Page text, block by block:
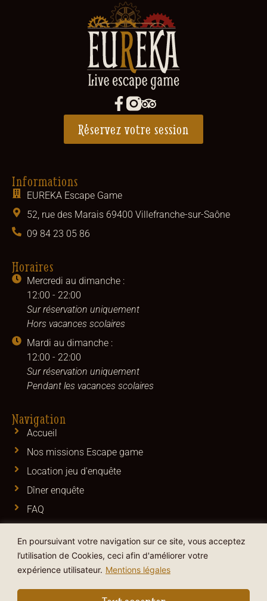
En poursuivant votre navigation sur ce site, vous acceptez
l’utilisation de Cookies, ceci afin d'améliorer votre
expérience utilisateur. Mentions légales
Réservez votre session
Informations
EUREKA Escape Game
52, rue des Marais 69400 Villefranche-sur-Saône
09 84 23 05 86
Horaires
Mercredi au dimanche :
12:00 - 22:00
Sur réservation uniquement
Hors vacances scolaires
Mardi au dimanche :
12:00 - 22:00
Sur réservation uniquement
Pendant les vacances scolaires
Navigation
Accueil
Nos missions Escape game
Location jeu d'enquête
Dîner enquête
FAQ
Réservations
Contact